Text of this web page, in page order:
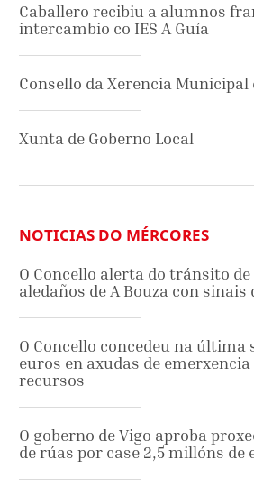
Caballero recibiu a alumnos
intercambio co IES A Guía
Consello da Xerencia
Xunta de Goberno Local
NOTICIAS DO MÉRCORES
O Concello alerta do tránsito de
aledaños de A Bouza con sinais
O Concello concedeu na última
euros en axudas de
recursos
O goberno de Vigo aproba
de rúas por case 2,5 millóns de